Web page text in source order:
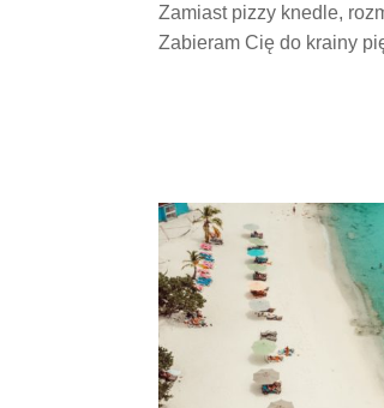
Zamiast pizzy knedle,
Zabieram Cię do krainy